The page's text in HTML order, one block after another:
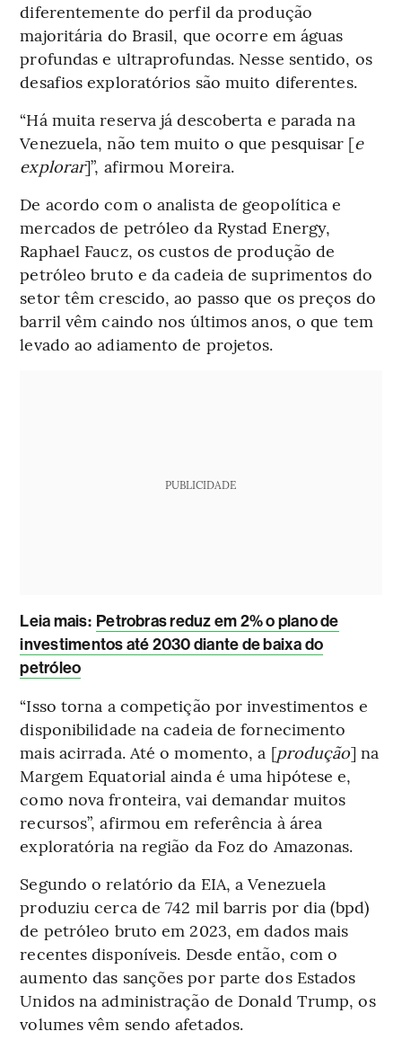
diferentemente do perfil da produção
majoritária do Brasil, que ocorre em águas
profundas e ultraprofundas. Nesse sentido, os
desafios exploratórios são muito diferentes.
“Há muita reserva já descoberta e parada na
Venezuela, não tem muito o que pesquisar [e
explorar]”, afirmou Moreira.
De acordo com o analista de geopolítica e
mercados de petróleo da Rystad Energy,
Raphael Faucz, os custos de produção de
petróleo bruto e da cadeia de suprimentos do
setor têm crescido, ao passo que os preços do
barril vêm caindo nos últimos anos, o que tem
levado ao adiamento de projetos.
PUBLICIDADE
Leia mais: Petrobras reduz em 2% o plano de
investimentos até 2030 diante de baixa do
petróleo
“Isso torna a competição por investimentos e
disponibilidade na cadeia de fornecimento
mais acirrada. Até o momento, a [produção] na
Margem Equatorial ainda é uma hipótese e,
como nova fronteira, vai demandar muitos
recursos”, afirmou em referência à área
exploratória na região da Foz do Amazonas.
Segundo o relatório da EIA, a Venezuela
produziu cerca de 742 mil barris por dia (bpd)
de petróleo bruto em 2023, em dados mais
recentes disponíveis. Desde então, com o
aumento das sanções por parte dos Estados
Unidos na administração de Donald Trump, os
volumes vêm sendo afetados.